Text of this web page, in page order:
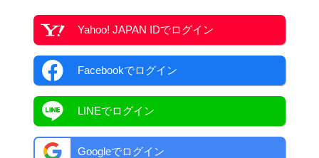
Yahoo! JAPAN IDでログイン
Facebookでログイン
LINEでログイン
Googleでログイン